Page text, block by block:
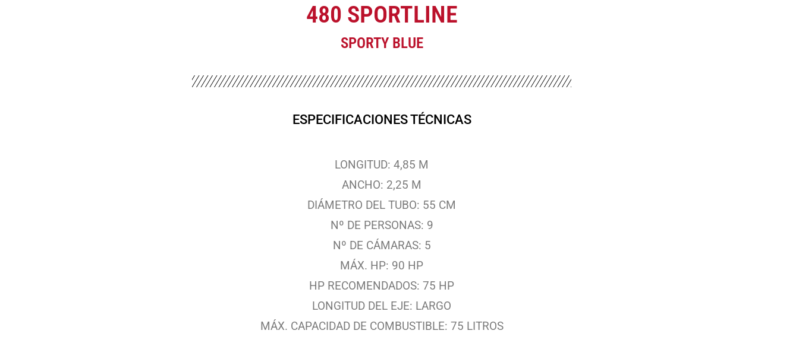
480 SPORTLINE
SPORTY BLUE
ESPECIFICACIONES TÉCNICAS
LONGITUD: 4,85 M
ANCHO: 2,25 M
DIÁMETRO DEL TUBO: 55 CM
Nº DE PERSONAS: 9
Nº DE CÁMARAS: 5
MÁX. HP: 90 HP
HP RECOMENDADOS: 75 HP
LONGITUD DEL EJE: LARGO
MÁX. CAPACIDAD DE COMBUSTIBLE: 75 LITROS